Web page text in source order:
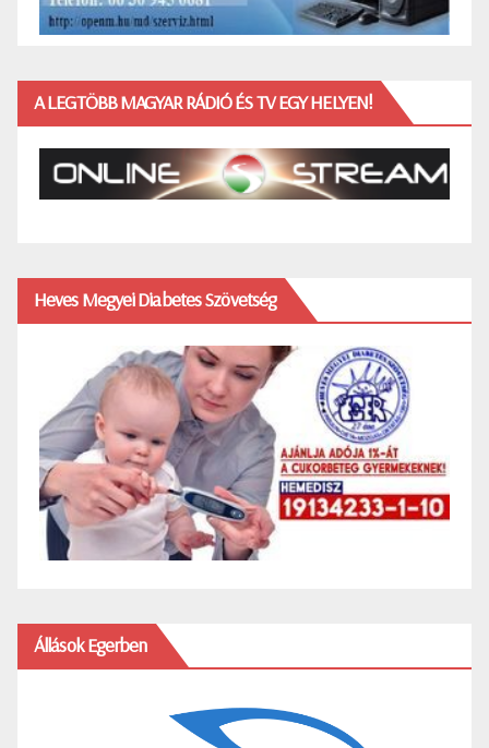
A LEGTÖBB MAGYAR RÁDIÓ ÉS TV EGY HELYEN!
Heves Megyei Diabetes Szövetség
Állások Egerben